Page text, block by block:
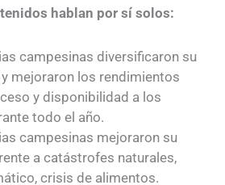
hablan por sí solos:
campesinas diversificaron su
mejoraron los rendimientos
y disponibilidad a los
todo el año.
campesinas mejoraron su
a catástrofes naturales,
crisis de alimentos.